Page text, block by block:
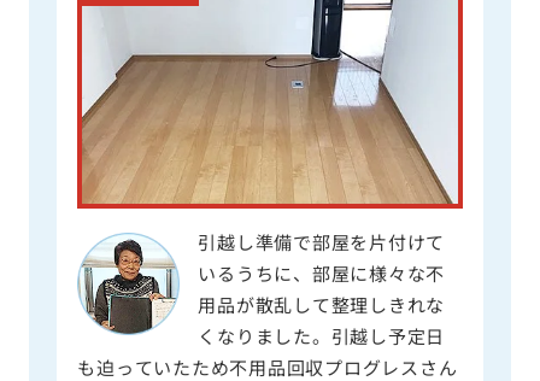
引越し準備で部屋を片付けて
いるうちに、部屋に様々な不
用品が散乱して整理しきれな
くなりました。引越し予定日
も迫っていたため不用品回収プログレスさん